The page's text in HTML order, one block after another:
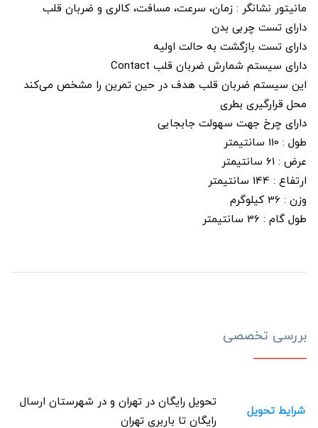
مانیتور نشانگر : زمان، سرعت، مسافت، کالری و ضربان قلب
دارای تست چربی بدن
دارای تست بازگشت به حالت اولیه
دارای سیستم شمارش ضربان قلب Contact
این سیستم ضربان قلب هدف در حین تمرین را مشخص می‌‌کند
محل قرارگیری بطری
دارای چرخ جهت سهولت جابجایی
طول : 110 سانتیمتر
عرض : 61 سانتیمتر
ارتفاع : 144 سانتیمتر
وزن : 36 کیلوگرم
طول گام : 36 سانتیمتر
بررسی تخصصی
شرایط تحویل
تحویل رایگان در تهران و در شهرستان ارسال
رایگان تا باربری تهران